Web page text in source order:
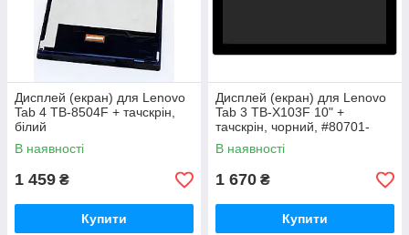
Дисплей (екран) для Lenovo
Tab 4 TB-8504F + тачскрін,
білий
В наявності
1 459 ₴
Купити
Дисплей (екран) для Lenovo
Tab 3 TB-X103F 10" +
тачскрін, чорний, #80701-
OG5963 ACY
В наявності
1 670 ₴
Купити